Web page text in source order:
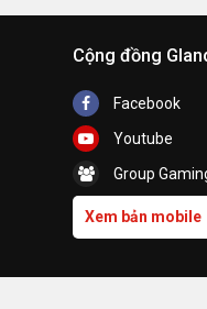
Cộng đồng
Facebook
Youtube
Group
Xem bản mobile